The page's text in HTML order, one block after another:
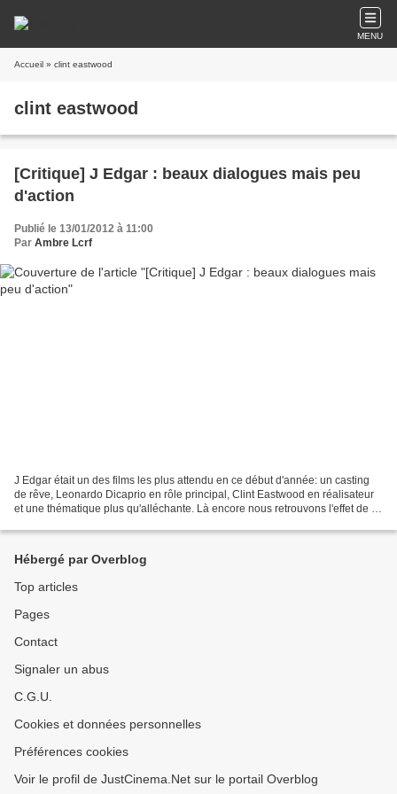
MENU
Accueil » clint eastwood
clint eastwood
[Critique] J Edgar : beaux dialogues mais peu
d'action
Publié le 13/01/2012 à 11:00
Par Ambre Lcrf
J Edgar était un des films les plus attendu en ce début d'année: un casting
de rêve, Leonardo Dicaprio en rôle principal, Clint Eastwood en réalisateur
et une thématique plus qu'alléchante. Là encore nous retrouvons l'effet de la
Hébergé par Overblog
Top articles
Pages
Contact
Signaler un abus
C.G.U.
Cookies et données personnelles
Préférences cookies
Voir le profil de JustCinema.Net sur le portail Overblog